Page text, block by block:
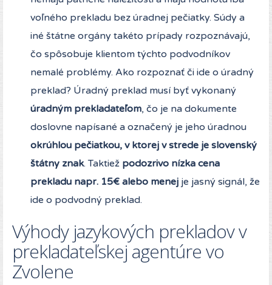
voľného prekladu bez úradnej pečiatky. Súdy a
iné štátne orgány takéto prípady rozpoznávajú,
čo spôsobuje klientom týchto podvodníkov
nemalé problémy. Ako rozpoznať či ide o úradný
preklad? Úradný preklad musí byť vykonaný
úradným prekladateľom, čo je na dokumente
doslovne napísané a označený je jeho úradnou
okrúhlou pečiatkou, v ktorej v strede je slovenský
štátny znak. Taktiež podozrivo nízka cena
prekladu napr. 15€ alebo menej je jasný signál, že
ide o podvodný preklad.
Výhody jazykových prekladov v
prekladateľskej agentúre vo
Zvolene